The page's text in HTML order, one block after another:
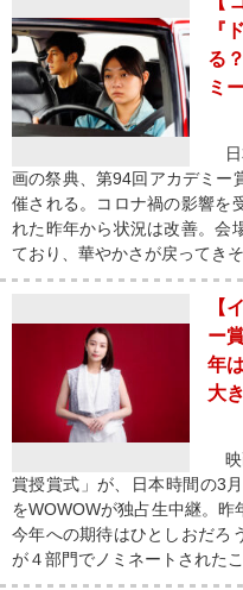
『
る
ミ
日
画の祭典、第94回アカデミー
催される。コロナ禍の影響を
れた昨年から状況は改善。会
ており、華やかさが戻ってき
【
ー
年
大
映
賞授賞式」が、日本時間の3
をWOWOWが独占生中継。昨
今年への期待はひとしおだろ
が４部門でノミネートされた